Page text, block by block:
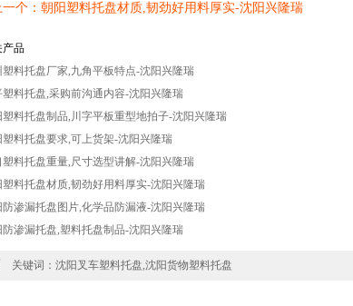
一个：朝阳塑料托盘材质,韧劲好用料厚实-沈阳兴隆瑞
产品
塑料托盘厂家,九角平板特点-沈阳兴隆瑞
塑料托盘,采购前沟通内容-沈阳兴隆瑞
塑料托盘制品,川字平板重型地拍子-沈阳兴隆瑞
塑料托盘要求,可上货架-沈阳兴隆瑞
塑料托盘重量,尺寸选型讲解-沈阳兴隆瑞
塑料托盘材质,韧劲好用料厚实-沈阳兴隆瑞
防渗漏托盘图片,化学品防漏液-沈阳兴隆瑞
防渗漏托盘,塑料托盘制品-沈阳兴隆瑞
关键词：沈阳叉车塑料托盘,沈阳货物塑料托盘